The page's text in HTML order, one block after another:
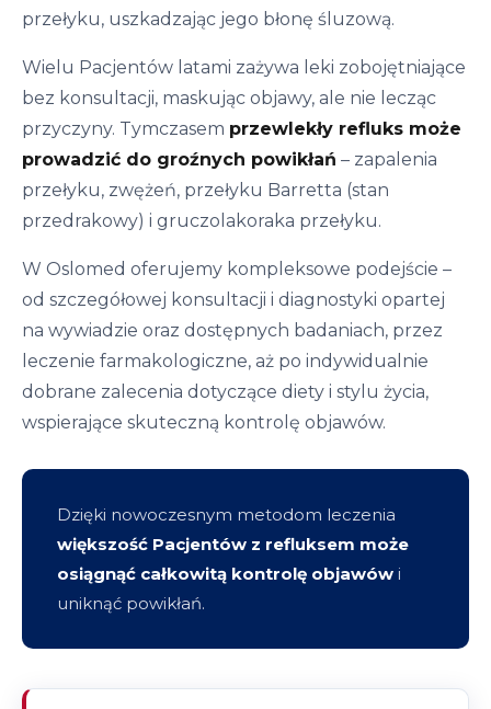
przełyku, uszkadzając jego błonę śluzową.
Wielu Pacjentów latami zażywa leki zobojętniające
bez konsultacji, maskując objawy, ale nie lecząc
przyczyny. Tymczasem przewlekły refluks może
prowadzić do groźnych powikłań – zapalenia
przełyku, zwężeń, przełyku Barretta (stan
przedrakowy) i gruczolakoraka przełyku.
W Oslomed oferujemy kompleksowe podejście –
od szczegółowej konsultacji i diagnostyki opartej
na wywiadzie oraz dostępnych badaniach, przez
leczenie farmakologiczne, aż po indywidualnie
dobrane zalecenia dotyczące diety i stylu życia,
wspierające skuteczną kontrolę objawów.
Dzięki nowoczesnym metodom leczenia
większość Pacjentów z refluksem może
osiągnąć całkowitą kontrolę objawów i
uniknąć powikłań.